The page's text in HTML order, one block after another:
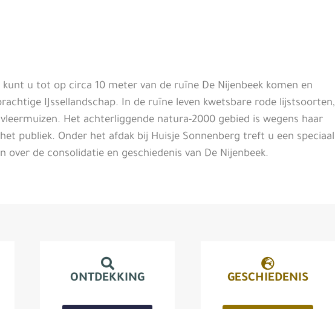
u tot op circa 10 meter van de ruïne De Nijenbeek komen en
IJssellandschap. In de ruïne leven kwetsbare rode lijstsoorten,
Het achterliggende natura-2000 gebied is wegens haar
publiek. Onder het afdak bij Huisje Sonnenberg treft u een speciaal
over de consolidatie en geschiedenis van De Nijenbeek.
ONTDEKKING GESCHIEDENIS